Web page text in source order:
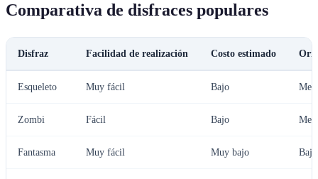
Comparativa de disfraces populares
Disfraz Facilidad de realización Costo estimado
Esqueleto Muy fácil Bajo
Zombi Fácil Bajo
Fantasma Muy fácil Muy bajo Baja